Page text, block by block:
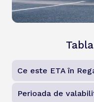
Ce este ETA în
Perioada de